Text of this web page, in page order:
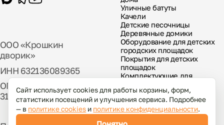
ООО «Крошкин
дворик»
ИНН 632136089365
ОГРН
317631300029000
Уличные батуты
Качели
Детские песочницы
Деревянные домики
Оборудование для детских
городских площадок
Покрытия для детских
площадок
Комплектующие для
Сайт использует cookies для работы корзины, форм,
статистики посещений и улучшения сервиса. Подробнее
— в политике cookies и политике конфиденциальности.